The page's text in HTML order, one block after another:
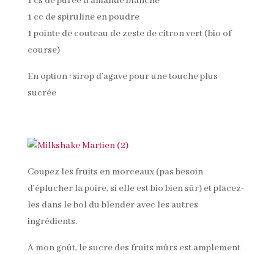
1 cc de spiruline en poudre
1 pointe de couteau de zeste de citron vert (bio of
course)
En option : sirop d’agave pour une touche plus
sucrée
Coupez les fruits en morceaux (pas besoin
d’éplucher la poire, si elle est bio bien sûr) et placez-
les dans le bol du blender avec les autres
ingrédients.
A mon goût, le sucre des fruits mûrs est amplement